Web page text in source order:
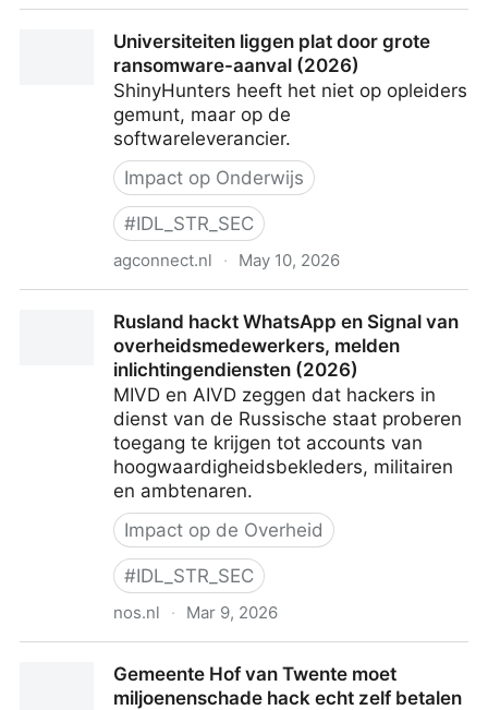
beveiliging (2026)Universiteiten liggen plat door grote
ransomware-aanval (2026)
ShinyHunters heeft het niet op opleiders
gemunt, maar op de
softwareleverancier.
Impact op Onderwijs
#IDL_STR_SEC
agconnect.nl · May 10, 2026
aanval (2026)Rusland hackt WhatsApp en Signal van
overheidsmedewerkers, melden
inlichtingendiensten (2026)
MIVD en AIVD zeggen dat hackers in
dienst van de Russische staat proberen
toegang te krijgen tot accounts van
hoogwaardigheidsbekleders, militairen
en ambtenaren.
Impact op de Overheid
#IDL_STR_SEC
nos.nl · Mar 9, 2026
overheidsmedewerkers, melden inlichtingendiensten
Gemeente Hof van Twente moet
miljoenenschade hack echt zelf betalen